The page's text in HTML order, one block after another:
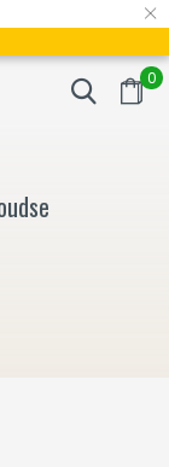
×
0
Vaak volgende